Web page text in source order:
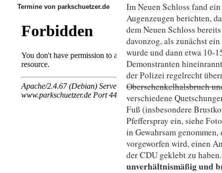
Im Neuen Schloss fand
Augenzeugen berichten,
dem Neuen Schloss
davonzog, als zunächst
wurde und dann etwa 10-
Demonstranten
der Polizei regelrecht
Oberschenkelhalsbruch
verschiedene
Fuß (insbesondere
Pfefferspray ein, siehe
in Gewahrsam
vorgeworfen wird, einen
der CDU geklebt zu
unverhältnismäßig und
Termine von parkschuetzer.de